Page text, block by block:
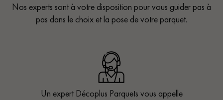
Nos experts sont à votre disposition pour vous guider pas à
pas dans le choix et la pose de votre parquet.
Un expert Décoplus Parquets vous appelle